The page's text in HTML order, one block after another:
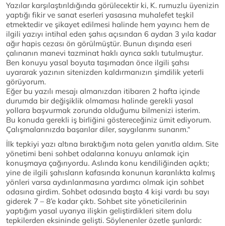
Yazılar karşılaştırıldığında görülecektir ki, K. rumuzlu üyenizin
yaptığı fikir ve sanat eserleri yasasına muhalefet teşkil
etmektedir ve şikayet edilmesi halinde hem yayıncı hem de
ilgili yazıyı intihal eden şahıs açısından 6 aydan 3 yıla kadar
ağır hapis cezası ön görülmüştür. Bunun dışında eseri
çalınanın manevi tazminat haklı ayrıca saklı tutulmuştur.
Ben konuyu yasal boyuta taşımadan önce ilgili şahsı
uyararak yazının sitenizden kaldırmanızın şimdilik yeterli
görüyorum.
Eğer bu yazılı mesajı almanızdan itibaren 2 hafta içinde
durumda bir değişiklik olmaması halinde gerekli yasal
yollara başvurmak zorunda olduğumu bilmenizi isterim.
Bu konuda gerekli iş birliğini göstereceğiniz ümit ediyorum.
Çalışmalarınızda başarılar diler, saygılarımı sunarım.“
İlk tepkiyi yazı altına bıraktığım nota gelen yanıtla aldım. Site
yönetimi beni sohbet odalarına konuyu anlamak için
konuşmaya çağırıyordu. Aslında konu kendiliğinden açıktı;
yine de ilgili şahısların kafasında konunun karanlıkta kalmış
yönleri varsa aydınlanmasına yardımcı olmak için sohbet
odasına girdim. Sohbet odasında başta 4 kişi vardı bu sayı
giderek 7 – 8’e kadar çıktı. Sohbet site yöneticilerinin
yaptığım yasal uyarıya ilişkin geliştirdikleri sitem dolu
tepkilerden eksininde gelişti. Söylenenler özetle şunlardı: